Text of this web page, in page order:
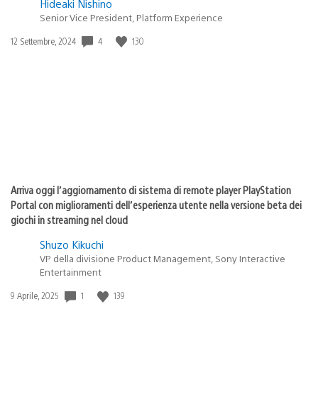
Hideaki Nishino
Senior Vice President, Platform Experience
Data
12 Settembre, 2024 4 130
Arriva oggi l’aggiornamento di sistema di remote player PlayStation
Portal con miglioramenti dell’esperienza utente nella versione beta dei
giochi in streaming nel cloud
Shuzo Kikuchi
VP della divisione Product Management, Sony Interactive
Entertainment
Data
9 Aprile, 2025 1 139